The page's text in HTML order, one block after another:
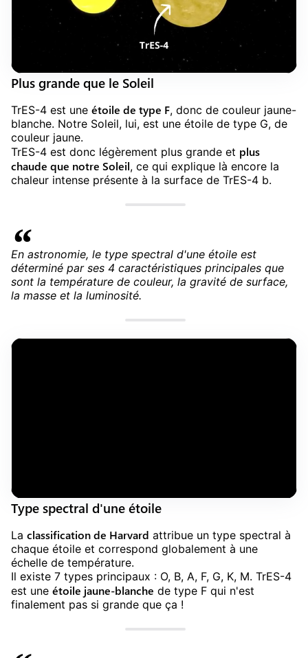
Plus grande que le Soleil
TrES-4 est une étoile de type F, donc de couleur jaune-
blanche. Notre Soleil, lui, est une étoile de type G, de
couleur jaune.
TrES-4 est donc légèrement plus grande et plus
chaude que notre Soleil, ce qui explique là encore la
chaleur intense présente à la surface de TrES-4 b.
En astronomie, le type spectral d'une étoile est
déterminé par ses 4 caractéristiques principales que
sont la température de couleur, la gravité de surface,
la masse et la luminosité.
Type spectral d'une étoile
La classification de Harvard attribue un type spectral à
chaque étoile et correspond globalement à une
échelle de température.
Il existe 7 types principaux : O, B, A, F, G, K, M. TrES-4
est une étoile jaune-blanche de type F qui n'est
finalement pas si grande que ça !